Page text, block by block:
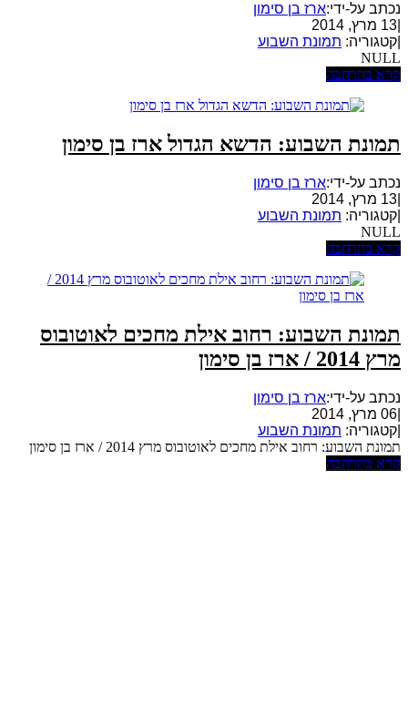
נכתב על-ידי:ארז בן סימון
13 מרץ, 2014
קטגוריה: תמונת השבוע
NULL
קרא בהרחבה
תמונת השבוע: הדשא הגדול ארז בן סימון
נכתב על-ידי:ארז בן סימון
13 מרץ, 2014
קטגוריה: תמונת השבוע
NULL
קרא בהרחבה
תמונת השבוע: רחוב אילת מחכים לאוטובוס
מרץ 2014 / ארז בן סימון
נכתב על-ידי:ארז בן סימון
06 מרץ, 2014
קטגוריה: תמונת השבוע
תמונת השבוע: רחוב אילת מחכים לאוטובוס מרץ 2014 / ארז בן סימון
קרא בהרחבה